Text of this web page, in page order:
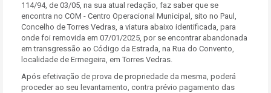
114/94, de 03/05, na sua atual redação, faz saber que se
encontra no COM - Centro Operacional Municipal, sito no Paul,
Concelho de Torres Vedras, a viatura abaixo identificada, para
onde foi removida em 07/01/2025, por se encontrar abandonada
em transgressão ao Código da Estrada, na Rua do Convento,
localidade de Ermegeira, em Torres Vedras.
Após efetivação de prova de propriedade da mesma, poderá
proceder ao seu levantamento, contra prévio pagamento das